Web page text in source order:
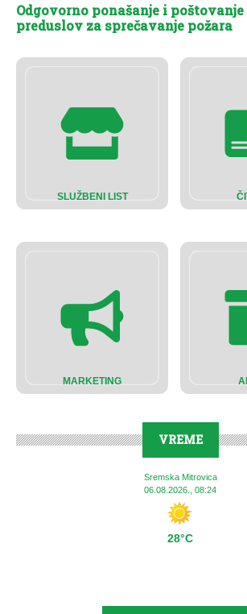
SLUŽBENI LIST
MARKETING
VREME
Sremska Mitrovica
06.08.2026., 08:24
28°C
Odgovorno ponašanje i
preduslov za sprečavanje požara